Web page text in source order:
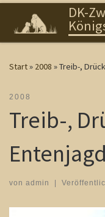
Zum Inhalt springen
DK-
Start» 2008 »Treib-,
2008
Treib-,
von admin